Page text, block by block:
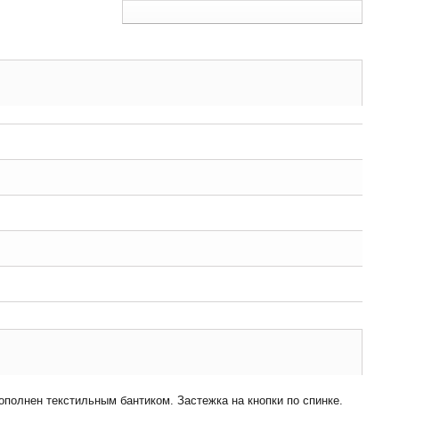
текстильным бантиком. Застежка на кнопки по спинке.